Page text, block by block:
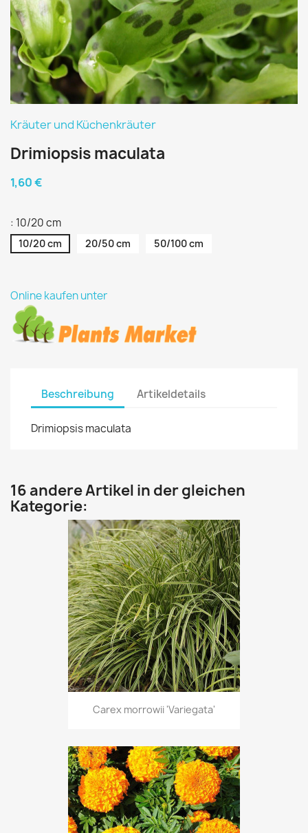
Kräuter und Küchenkräuter
Drimiopsis maculata
1,60 €
: 10/20 cm
10/20 cm 20/50 cm 50/100 cm
Online kaufen unter
Beschreibung Artikeldetails
Drimiopsis maculata
16 andere Artikel in der gleichen
Kategorie:
Carex morrowii 'Variegata'